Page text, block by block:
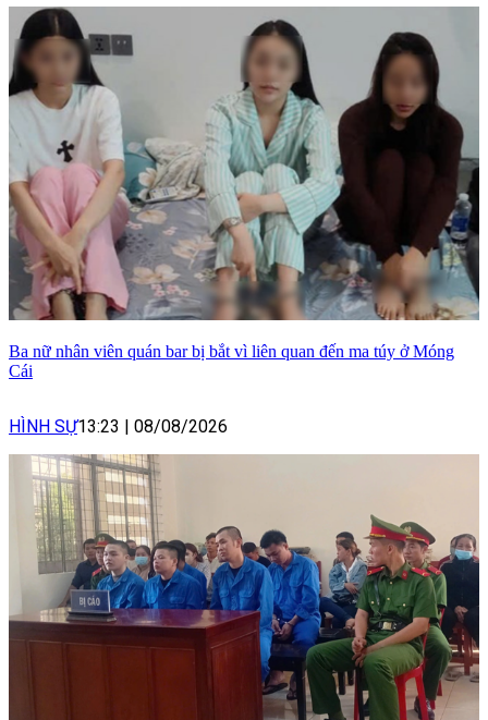
Ba nữ nhân viên quán bar bị bắt vì liên quan đến ma túy ở Móng
Cái
HÌNH SỰ13:23 08/08/2026